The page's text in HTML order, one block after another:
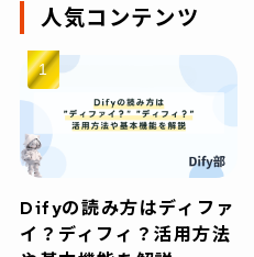
人気コンテンツ
Difyの読み方はディファ
イ？ディフィ？活用方法